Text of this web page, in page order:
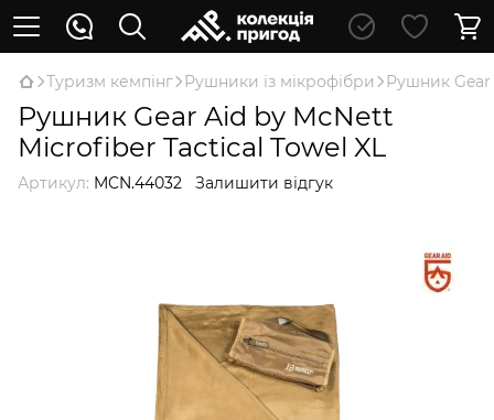
Туризм кемпінг Рушники із мікрофібри Рушник
Рушник Gear Aid by McNett
Microfiber Tactical Towel XL
Артикул: MCN.44032 Залишити відгук